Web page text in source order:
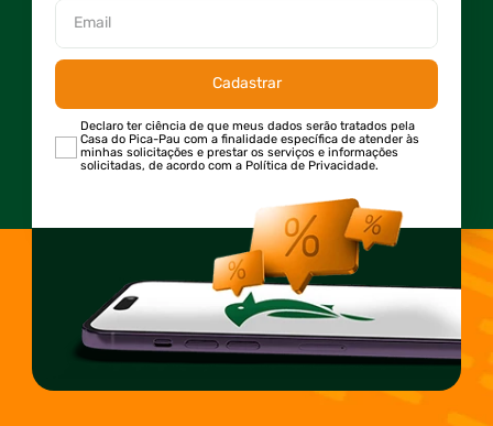
Cadastrar
Declaro ter ciência de que meus dados serão tratados pela
Casa do Pica-Pau com a finalidade específica de atender às
minhas solicitações e prestar os serviços e informações
solicitadas, de acordo com a Política de Privacidade.